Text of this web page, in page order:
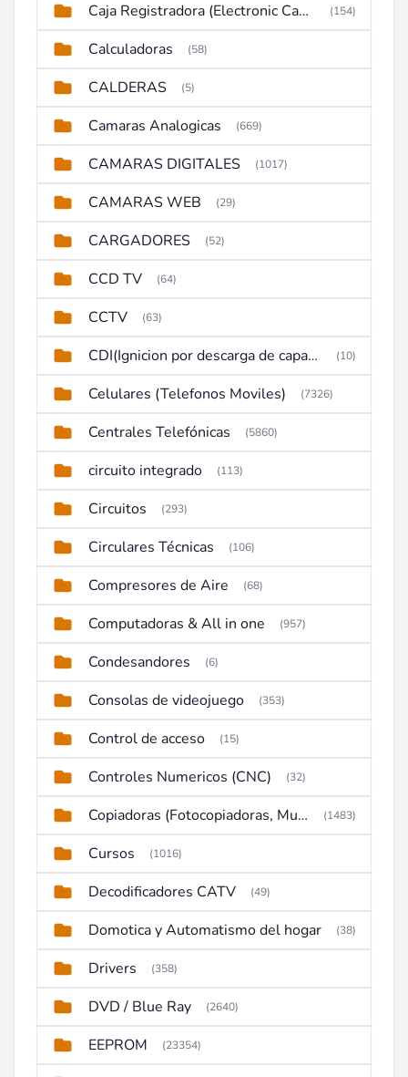
Caja Registradora (Electronic Cash Register) (154)
Calculadoras (58)
CALDERAS (5)
Camaras Analogicas (669)
CAMARAS DIGITALES (1017)
CAMARAS WEB (29)
CARGADORES (52)
CCD TV (64)
CCTV (63)
CDI(Ignicion por descarga de capacitor) (10)
Celulares (Telefonos Moviles) (7326)
Centrales Telefónicas (5860)
circuito integrado (113)
Circuitos (293)
Circulares Técnicas (106)
Compresores de Aire (68)
Computadoras & All in one (957)
Condesandores (6)
Consolas de videojuego (353)
Control de acceso (15)
Controles Numericos (CNC) (32)
Copiadoras (Fotocopiadoras, Multifunctions, Ploter, etc) (1483)
Cursos (1016)
Decodificadores CATV (49)
Domotica y Automatismo del hogar (38)
Drivers (358)
DVD / Blue Ray (2640)
EEPROM (23354)